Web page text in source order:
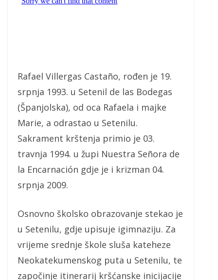
Rafael Villergas Castaño, rođen je 19.
srpnja 1993. u Setenil de las Bodegas
(Španjolska), od oca Rafaela i majke
Marie, a odrastao u Setenilu.
Sakrament krštenja primio je 03.
travnja 1994. u župi Nuestra Señora de
la Encarnación gdje je i krizman 04.
srpnja 2009.
Osnovno školsko obrazovanje stekao je
u Setenilu, gdje upisuje igimnaziju. Za
vrijeme srednje škole sluša kateheze
Neokatekumenskog puta u Setenilu, te
započinje itinerarij kršćanske inicijacije